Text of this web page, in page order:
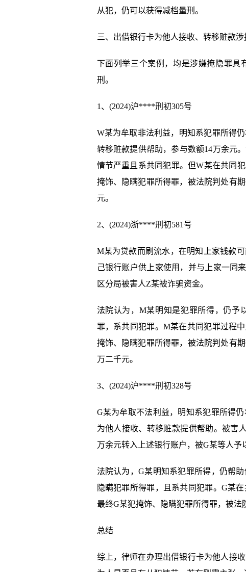
从犯，仍可以获得减档量刑。
三、出借银行卡为他人接收、转移赃款
下面列举三个案例，均是涉嫌掩隐罪具
刑。
1、(2024)沪****刑初305号
W某为牟取非法利益，明知系犯罪所得
转移赃款提供帮助，参与数额14万余元
情节严重且系共同犯罪。但W某在共同
掩饰、隐瞒犯罪所得罪，被法院判处有
元。
2、(2024)浙****刑初581号
M某为贷款而刷流水，在明知上家钱款
己银行账户供上家使用，并与上家一同
区分局被害人Z某被诈骗资金。
法院认为，M某明知是犯罪所得，仍予
罪，系共同犯罪。M某在共同犯罪过程
掩饰、隐瞒犯罪所得罪，被法院判处有
万二千元。
3、(2024)沪****刑初328号
G某为牟取不法利益，明知系犯罪所得
为他人接收、转移赃款提供帮助。被害
万余元转入上述银行账户，被G某等人予
法院认为，G某明知系犯罪所得，仍帮
隐瞒犯罪所得罪，且系共同犯罪。G某
最终G某犯掩饰、隐瞒犯罪所得罪，被法
总结
综上，律师在办理出借银行卡为他人接